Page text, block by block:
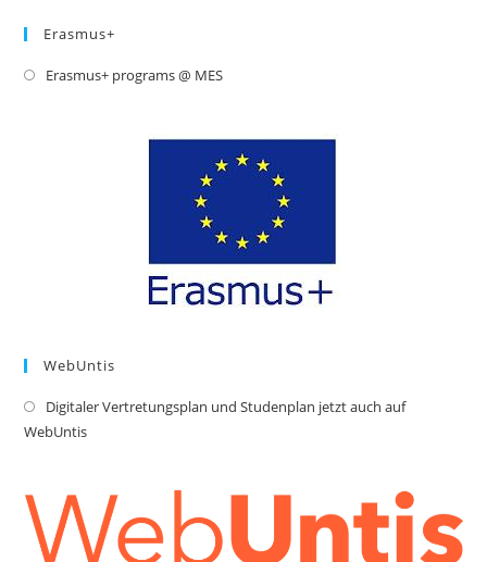
Erasmus+
Erasmus+ programs @ MESOpens
new
tab
WebUntis
Digitaler Vertretungsplan und Studenplan jetzt auch auf
WebUntis
tab